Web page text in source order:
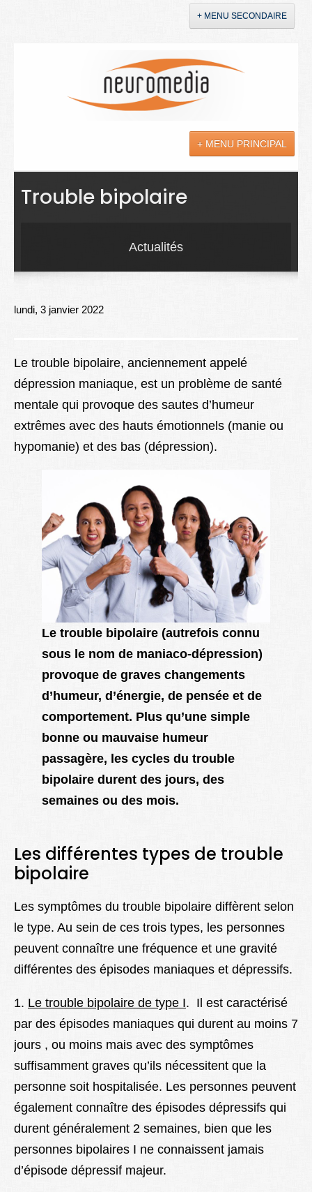
+ MENU SECONDAIRE
+ MENU PRINCIPAL
Actualités
Soins
Droit
Better Health
Trouble bipolaire
Actualités
lundi, 3 janvier 2022
Le trouble bipolaire, anciennement appelé
dépression maniaque, est un problème de santé
mentale qui provoque des sautes d’humeur
extrêmes avec des hauts émotionnels (manie ou
hypomanie) et des bas (dépression).
Le trouble bipolaire (autrefois connu
sous le nom de maniaco-dépression)
provoque de graves changements
d’humeur, d’énergie, de pensée et de
comportement. Plus qu’une simple
bonne ou mauvaise humeur
passagère, les cycles du trouble
bipolaire durent des jours, des
semaines ou des mois.
Les différentes types de trouble
bipolaire
Les symptômes du trouble bipolaire diffèrent selon
le type. Au sein de ces trois types, les personnes
peuvent connaître une fréquence et une gravité
différentes des épisodes maniaques et dépressifs.
1. Le trouble bipolaire de type I. Il est caractérisé
par des épisodes maniaques qui durent au moins 7
jours , ou moins mais avec des symptômes
suffisamment graves qu’ils nécessitent que la
personne soit hospitalisée. Les personnes peuvent
également connaître des épisodes dépressifs qui
durent généralement 2 semaines, bien que les
personnes bipolaires I ne connaissent jamais
d’épisode dépressif majeur.